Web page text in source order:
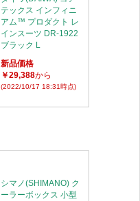
テックス インフィニ
アム™ プロダクト レ
インスーツ DR-1922
ブラック L
新品価格
￥29,388から
(2022/10/17 18:31時点)
シマノ(SHIMANO) ク
ーラーボックス 小型